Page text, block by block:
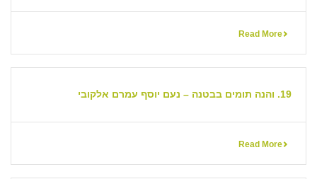
Read More
19. והנה תומים בבטנה – נעם יוסף עמרם אלקובי
Read More